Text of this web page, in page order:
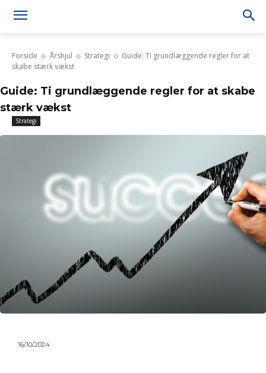
Forside Årshjul Strategi
Guide: Ti grundlæggende regler for at
skabe stærk vækst
Guide: Ti grundlæggende regler for at skabe
stærk vækst
Strategi
16/10/2024